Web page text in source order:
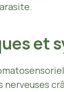
et
nerveuses